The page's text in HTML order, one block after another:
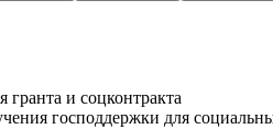
и соцконтракта
господдержки для